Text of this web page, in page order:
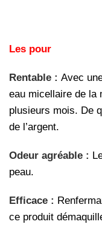
Les pour
Rentable : Avec
eau micellaire de la
plusieurs mois. De
de l’argent.
Odeur agréable :
peau.
Efficace :
ce produit